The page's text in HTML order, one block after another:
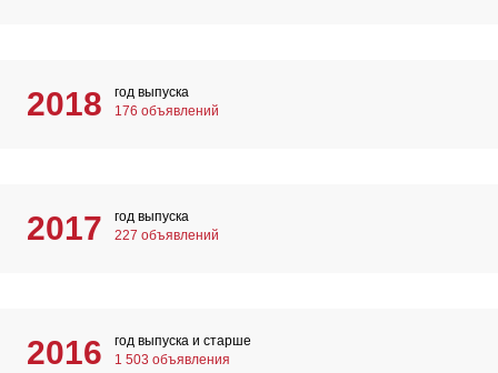
2018
год выпуска
176 объявлений
2017
год выпуска
227 объявлений
2016
год выпуска и старше
1 503 объявления